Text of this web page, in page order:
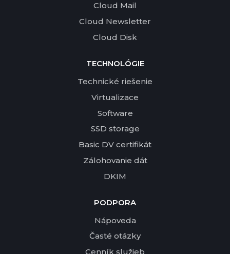
Cloud Mail
Cloud Newsletter
Cloud Disk
TECHNOLÓGIE
Technické riešenie
Virtualizace
Software
SSD storage
Basic DV certifikát
Zálohovanie dát
DKIM
PODPORA
Nápoveda
Časté otázky
Cenník služieb